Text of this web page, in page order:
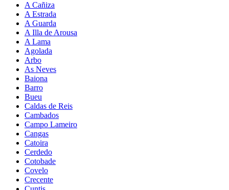
A Cañiza
A Estrada
A Guarda
A Illa de Arousa
A Lama
Agolada
Arbo
As Neves
Baiona
Barro
Bueu
Caldas de Reis
Cambados
Campo Lameiro
Cangas
Catoira
Cerdedo
Cotobade
Covelo
Crecente